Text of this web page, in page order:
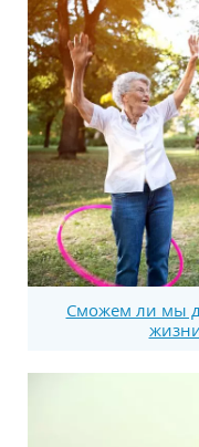
Сможем ли мы